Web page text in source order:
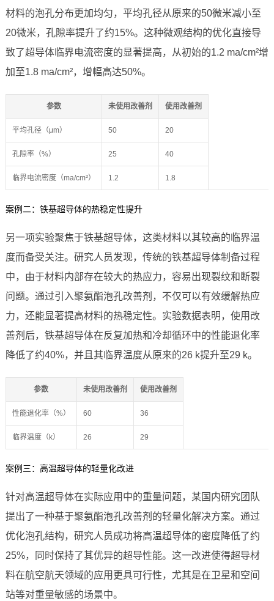
材料的泡孔分布更加均匀，平均孔径从原来的50微米减小至
20微米，孔隙率提升了约15%。这种微观结构的优化直接导
致了超导体临界电流密度的显著提高，从初始的1.2 ma/cm²增
加至1.8 ma/cm²，增幅高达50%。
参数 未使用改善剂 使用改善剂
平均孔径（μm） 50 20
孔隙率（%） 25 40
临界电流密度（ma/cm²） 1.2 1.8
案例二：铁基超导体的热稳定性提升
另一项实验聚焦于铁基超导体，这类材料以其较高的临界温
度而备受关注。研究人员发现，传统的铁基超导体制备过程
中，由于材料内部存在较大的热应力，容易出现裂纹和断裂
问题。通过引入聚氨酯泡孔改善剂，不仅可以有效缓解热应
力，还能显著提高材料的热稳定性。实验数据表明，使用改
善剂后，铁基超导体在反复加热和冷却循环中的性能退化率
降低了约40%，并且其临界温度从原来的26 k提升至29 k。
参数 未使用改善剂 使用改善剂
性能退化率（%） 60 36
临界温度（k） 26 29
案例三：高温超导体的轻量化改进
针对高温超导体在实际应用中的重量问题，某国内研究团队
提出了一种基于聚氨酯泡孔改善剂的轻量化解决方案。通过
优化泡孔结构，研究人员成功将高温超导体的密度降低了约
25%，同时保持了其优异的超导性能。这一改进使得超导材
料在航空航天领域的应用更具可行性，尤其是在卫星和空间
站等对重量敏感的场景中。